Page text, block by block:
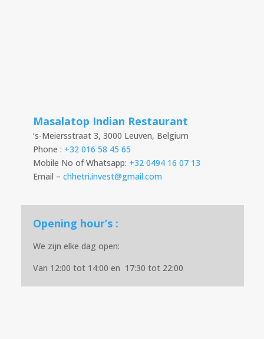
Masalatop Indian Restaurant
‘s-Meiersstraat 3, 3000 Leuven, Belgium
Phone : +32 016 58 45 65
Mobile No of Whatsapp: +32 0494 16 07 13
Email – chhetri.invest@gmail.com
Opening hour’s :
We zijn elke dag open:
Van 12:00 tot 14:00 en 17:30 tot 22:00